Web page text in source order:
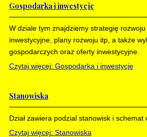
Gospodarka i inwestycje
W dziale tym znajdziemy strategię
inwestycyjne, plany rozwoju itp, a także
gospodarczych oraz oferty inwestycyjne.
Czytaj więcej: Gospodarka i inwestycje
Stanowiska
Dział zawiera podzial stanowisk i schemat
Czytaj więcej: Stanowiska